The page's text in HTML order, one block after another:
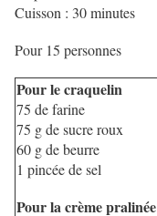
Cuisson : 30 minutes
Pour 15 personnes
Pour le craquelin
75 de farine
75 g de sucre roux
60 g de beurre
1 pincée de sel
Pour la crème pralinée